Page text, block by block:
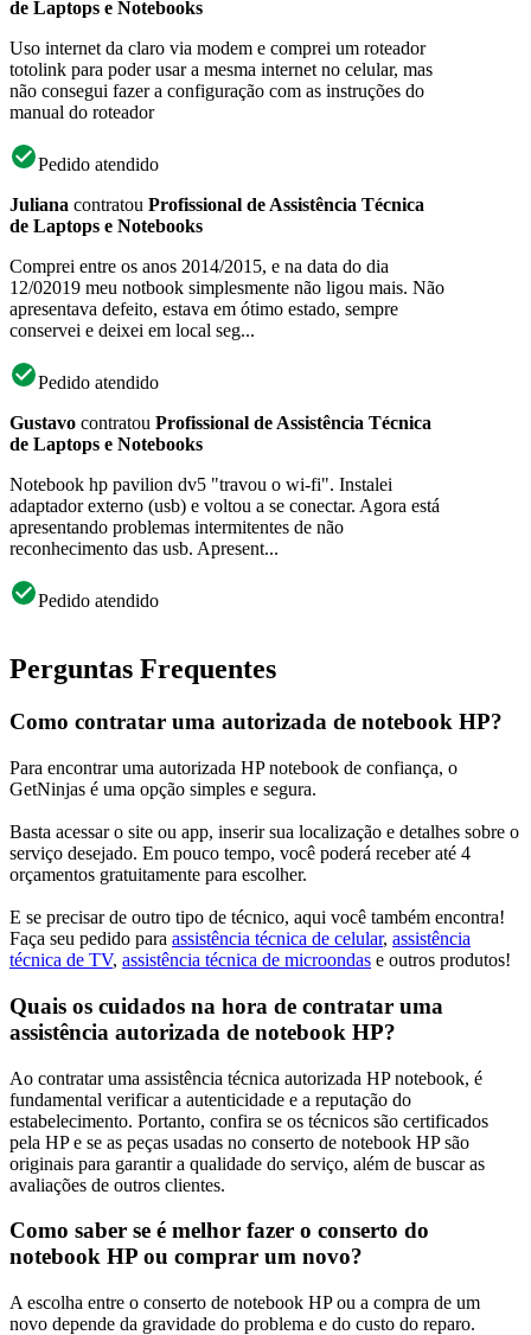
de Laptops e Notebooks
Uso internet da claro via modem e comprei um roteador
totolink para poder usar a mesma internet no celular, mas
não consegui fazer a configuração com as instruções do
manual do roteador
Pedido atendido
Juliana contratou Profissional de Assistência Técnica
de Laptops e Notebooks
Comprei entre os anos 2014/2015, e na data do dia
12/02019 meu notbook simplesmente não ligou mais. Não
apresentava defeito, estava em ótimo estado, sempre
conservei e deixei em local seg...
Pedido atendido
Gustavo contratou Profissional de Assistência Técnica
de Laptops e Notebooks
Notebook hp pavilion dv5 "travou o wi-fi". Instalei
adaptador externo (usb) e voltou a se conectar. Agora está
apresentando problemas intermitentes de não
reconhecimento das usb. Apresent...
Pedido atendido
Perguntas Frequentes
Como contratar uma autorizada de notebook HP?
Para encontrar uma autorizada HP notebook de confiança, o
GetNinjas é uma opção simples e segura.
Basta acessar o site ou app, inserir sua localização e detalhes sobre o
serviço desejado. Em pouco tempo, você poderá receber até 4
orçamentos gratuitamente para escolher.
E se precisar de outro tipo de técnico, aqui você também encontra!
Faça seu pedido para assistência técnica de celular, assistência
técnica de TV, assistência técnica de microondas e outros produtos!
Quais os cuidados na hora de contratar uma
assistência autorizada de notebook HP?
Ao contratar uma assistência técnica autorizada HP notebook, é
fundamental verificar a autenticidade e a reputação do
estabelecimento. Portanto, confira se os técnicos são certificados
pela HP e se as peças usadas no conserto de notebook HP são
originais para garantir a qualidade do serviço, além de buscar as
avaliações de outros clientes.
Como saber se é melhor fazer o conserto do
notebook HP ou comprar um novo?
A escolha entre o conserto de notebook HP ou a compra de um
novo depende da gravidade do problema e do custo do reparo.